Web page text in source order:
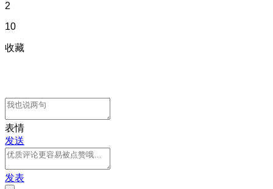
2
10
收藏
表情
发送
发表